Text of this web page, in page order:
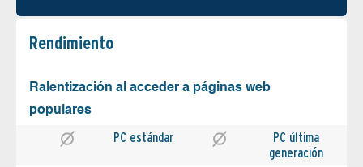
Rendimiento
Ralentización al acceder a páginas web
populares
PC estándar
PC última
generación